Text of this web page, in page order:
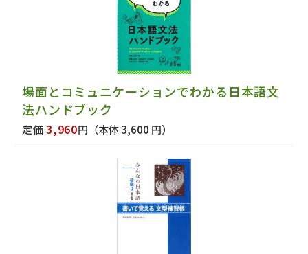
場面とコミュニケーションでわかる日本語文
法ハンドブック
定価3,960円 （本体 3,600 円）